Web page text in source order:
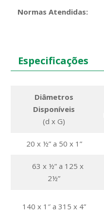
Normas Atendidas:
Especificações
Diâmetros
Disponíveis
(d x G)
20 x ½” a 50 x 1”
63 x ½” a 125 x
2½”
140 x 1″ a 315 x 4”